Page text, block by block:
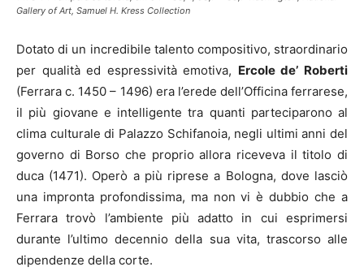
Gallery of Art, Samuel H. Kress Collection
Dotato di un incredibile talento compositivo, straordinario
per qualità ed espressività emotiva, Ercole de’ Roberti
(Ferrara c. 1450 – 1496) era l’erede dell’Officina ferrarese,
il più giovane e intelligente tra quanti parteciparono al
clima culturale di Palazzo Schifanoia, negli ultimi anni del
governo di Borso che proprio allora riceveva il titolo di
duca (1471). Operò a più riprese a Bologna, dove lasciò
una impronta profondissima, ma non vi è dubbio che a
Ferrara trovò l’ambiente più adatto in cui esprimersi
durante l’ultimo decennio della sua vita, trascorso alle
dipendenze della corte.